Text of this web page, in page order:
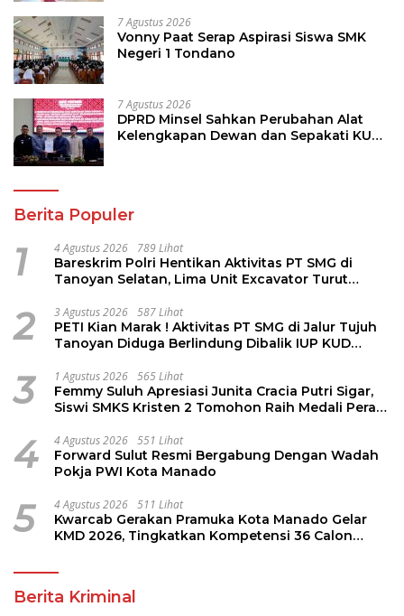
7 Agustus 2026
Vonny Paat Serap Aspirasi Siswa SMK
Negeri 1 Tondano
7 Agustus 2026
DPRD Minsel Sahkan Perubahan Alat
Kelengkapan Dewan dan Sepakati KUA-
Berita Populer
1 4 Agustus 2026 789 Lihat
Bareskrim Polri Hentikan Aktivitas PT SMG di
Tanoyan Selatan, Lima Unit Excavator Turut
2 3 Agustus 2026 587 Lihat
PETI Kian Marak ! Aktivitas PT SMG di Jalur Tujuh
Tanoyan Diduga Berlindung Dibalik IUP KUD
3 1 Agustus 2026 565 Lihat
Femmy Suluh Apresiasi Junita Cracia Putri Sigar,
Siswi SMKS Kristen 2 Tomohon Raih Medali Perak
4 4 Agustus 2026 551 Lihat
Forward Sulut Resmi Bergabung Dengan Wadah
Pokja PWI Kota Manado
5 4 Agustus 2026 511 Lihat
Kwarcab Gerakan Pramuka Kota Manado Gelar
KMD 2026, Tingkatkan Kompetensi 36 Calon
Berita Kriminal